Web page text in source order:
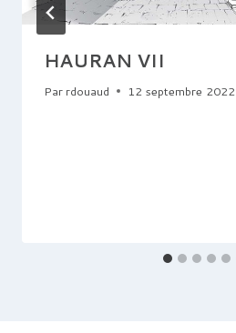
HAURAN VII
Par rdouaud 12 septembre 2022